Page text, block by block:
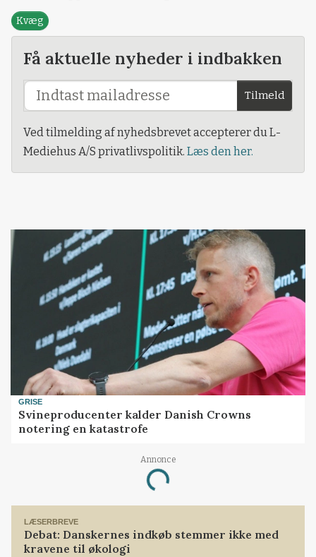
Kvæg
Få aktuelle nyheder i indbakken
Tilmeld
Ved tilmelding af nyhedsbrevet accepterer du L-
Mediehus A/S privatlivspolitik. Læs den her.
GRISE
Svineproducenter kalder Danish Crowns
notering en katastrofe
Annonce
Loading...
LÆSERBREVE
Debat: Danskernes indkøb stemmer ikke med
kravene til økologi